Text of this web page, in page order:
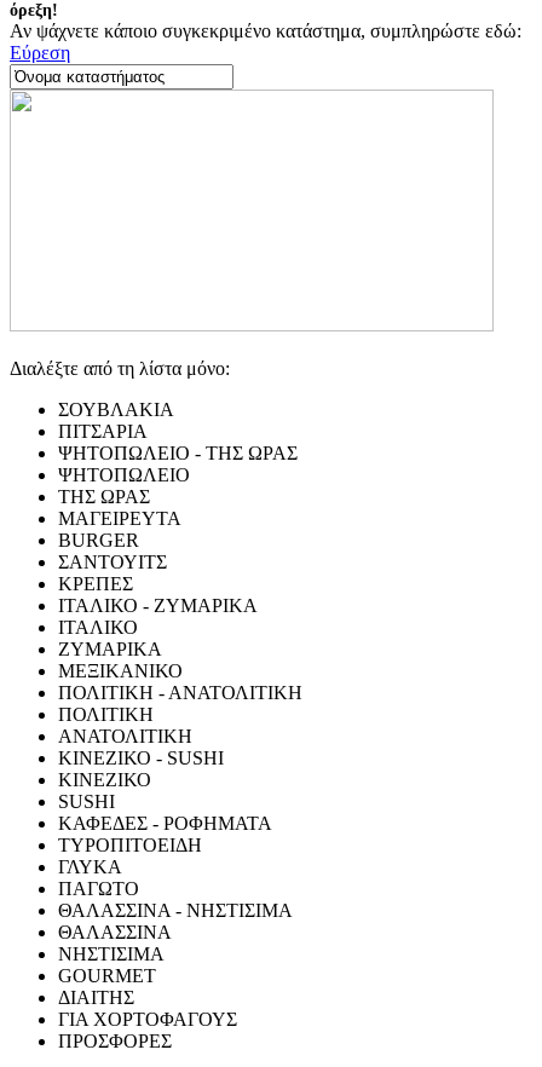
όρεξη!
Αν ψάχνετε κάποιο συγκεκριμένο κατάστημα, συμπληρώστε εδώ:
Εύρεση
Διαλέξτε από τη λίστα μόνο:
ΣΟΥΒΛΑΚΙΑ
ΠΙΤΣΑΡΙΑ
ΨΗΤΟΠΩΛΕΙΟ - ΤΗΣ ΩΡΑΣ
ΨΗΤΟΠΩΛΕΙΟ
ΤΗΣ ΩΡΑΣ
ΜΑΓΕΙΡΕΥΤΑ
BURGER
ΣΑΝΤΟΥΙΤΣ
ΚΡΕΠΕΣ
ΙΤΑΛΙΚΟ - ΖΥΜΑΡΙΚΑ
ΙΤΑΛΙΚΟ
ΖΥΜΑΡΙΚΑ
ΜΕΞΙΚΑΝΙΚΟ
ΠΟΛΙΤΙΚΗ - ΑΝΑΤΟΛΙΤΙΚΗ
ΠΟΛΙΤΙΚΗ
ΑΝΑΤΟΛΙΤΙΚΗ
ΚΙΝΕΖΙΚΟ - SUSHI
ΚΙΝΕΖΙΚΟ
SUSHI
ΚΑΦΕΔΕΣ - ΡΟΦΗΜΑΤΑ
ΤΥΡΟΠΙΤΟΕΙΔΗ
ΓΛΥΚΑ
ΠΑΓΩΤΟ
ΘΑΛΑΣΣΙΝΑ - ΝΗΣΤΙΣΙΜΑ
ΘΑΛΑΣΣΙΝΑ
ΝΗΣΤΙΣΙΜΑ
GOURMET
ΔΙΑΙΤΗΣ
ΓΙΑ ΧΟΡΤΟΦΑΓΟΥΣ
ΠΡΟΣΦΟΡΕΣ